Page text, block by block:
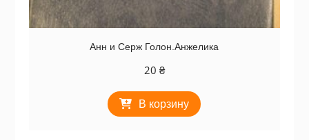
Анн и Серж Голон.Анжелика
20 ₴
В корзину